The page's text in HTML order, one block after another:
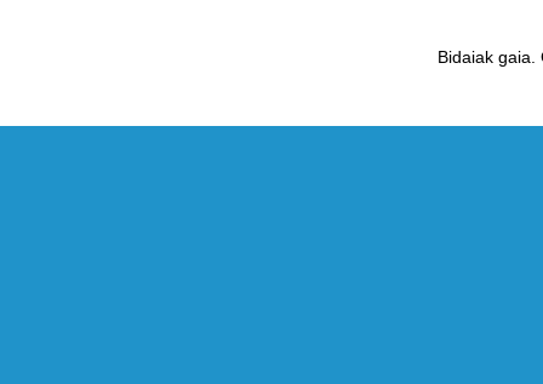
Bidaiak